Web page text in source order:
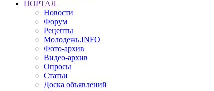
ПОРТАЛ
Новости
Форум
Рецепты
Молодежь.INFO
Фото-архив
Видео-архив
Опросы
Статьи
Доска объявлений